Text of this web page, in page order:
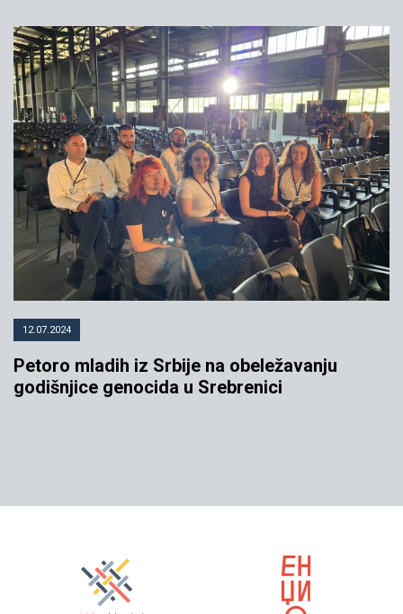
12.07.2024
Petoro mladih iz Srbije na obeležavanju
godišnjice genocida u Srebrenici